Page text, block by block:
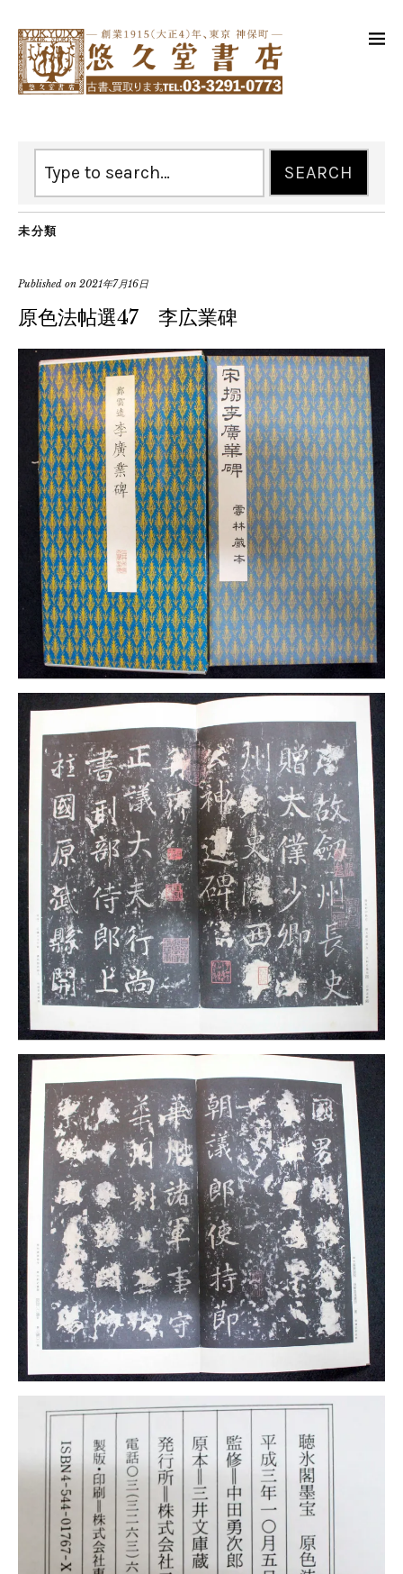
未分類
Published on 2021年7月16日
原色法帖選47 李広業碑